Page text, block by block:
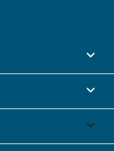


keyboard_arrow_down